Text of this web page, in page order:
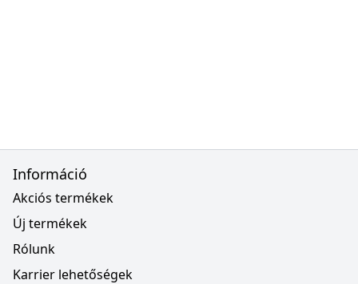
Információ
Akciós termékek
Új termékek
Rólunk
Karrier lehetőségek